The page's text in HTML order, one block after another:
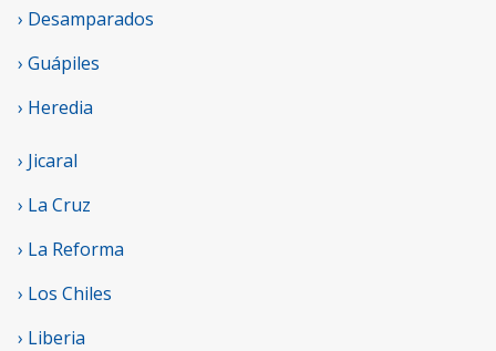
› Desamparados
› Guápiles
› Heredia
› Jicaral
› La Cruz
› La Reforma
› Los Chiles
› Liberia